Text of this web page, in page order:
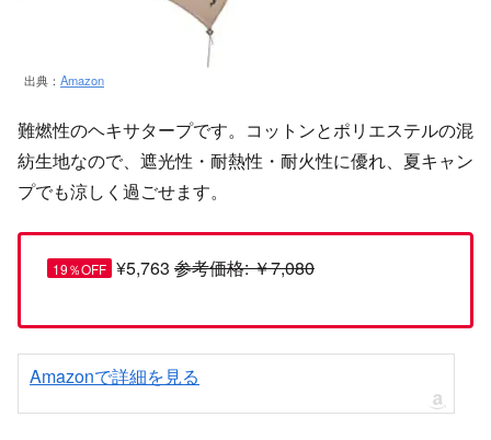
出典： Amazon
難燃性のヘキサタープです。コットンとポリエステルの混
紡生地なので、遮光性・耐熱性・耐火性に優れ、夏キャン
プでも涼しく過ごせます。
19％OFF ¥5,763 参考価格: ￥7,080
Amazonで詳細を見る